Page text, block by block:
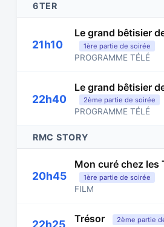
6TER
21h10
Le grand bêtisier
1ère partie de soirée
PROGRAMME TÉLÉ
22h40
Le grand bêtisier
2ème partie de soirée
PROGRAMME TÉLÉ
RMC STORY
20h45
Mon curé chez les
1ère partie de soirée
FILM
22h25 Trésor 2ème partie